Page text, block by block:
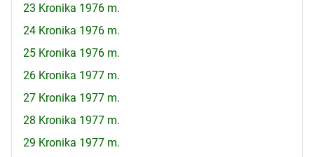
23 Kronika 1976 m.
24 Kronika 1976 m.
25 Kronika 1976 m.
26 Kronika 1977 m.
27 Kronika 1977 m.
28 Kronika 1977 m.
29 Kronika 1977 m.